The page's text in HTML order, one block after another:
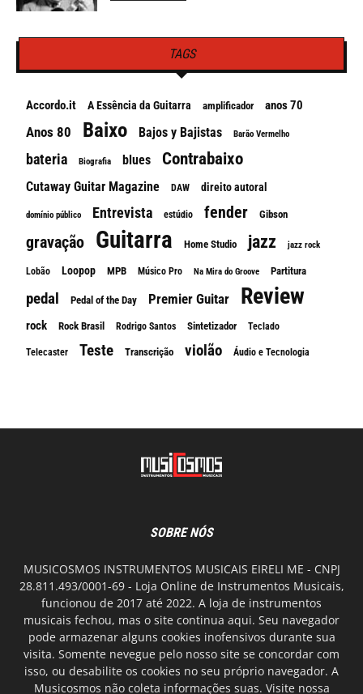
TAGS
Accordo.it A Essência da Guitarra amplificador anos 70
Anos 80 Baixo Bajos y Bajistas Barão Vermelho
bateria Biografia blues Contrabaixo
Cutaway Guitar Magazine DAW direito autoral
domínio público Entrevista estúdio fender Gibson
gravação Guitarra Home Studio jazz jazz rock
Lobão Loopop MPB Músico Pro Na Mira do Groove Partitura
pedal Pedal of the Day Premier Guitar Review
rock Rock Brasil Rodrigo Santos Sintetizador Teclado
Telecaster Teste Transcrição violão Áudio e Tecnologia
SOBRE NÓS
MUSICOSMOS INSTRUMENTOS MUSICAIS EIRELI ME - CNPJ
28.811.493/0001-69 - Loja Online de Instrumentos Musicais,
funcionou de 2017 até 2022. A loja de instrumentos
musicais fechou, mas o site continua aqui. Seu navegador
pode armazenar alguns cookies inofensivos durante sua
visita. Somente nevegue pelo nosso site se concordar com
isso, ou desabilite os cookies no seu próprio navegador. A
Musicosmos não coleta informações suas. Visite nossa